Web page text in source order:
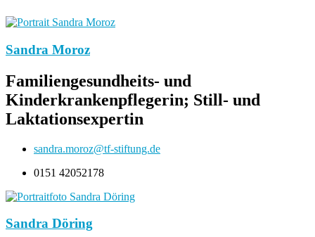
Sandra Moroz
Familiengesundheits- und
Kinderkrankenpflegerin; Still- und
Laktationsexpertin
sandra.moroz@tf-stiftung.de
0151 42052178
Sandra Döring